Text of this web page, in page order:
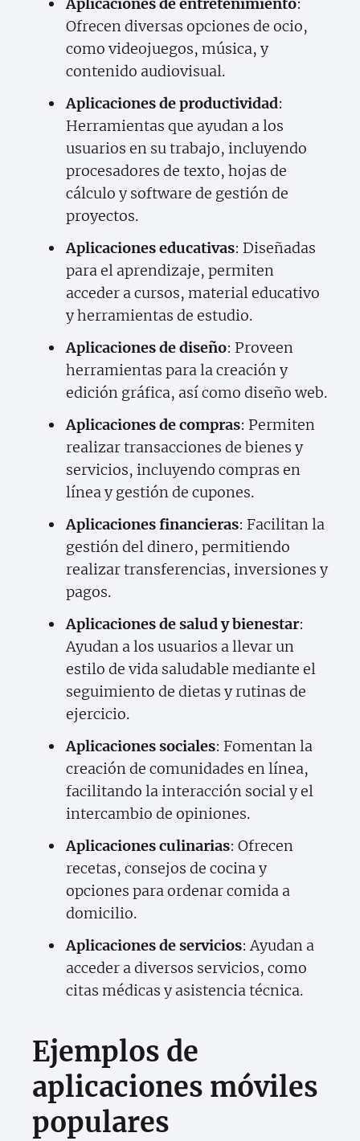
Ofrecen diversas opciones de ocio,
como videojuegos, música, y
contenido audiovisual.
Aplicaciones de productividad:
Herramientas que ayudan a los
usuarios en su trabajo, incluyendo
procesadores de texto, hojas de
cálculo y software de gestión de
proyectos.
Aplicaciones educativas: Diseñadas
para el aprendizaje, permiten
acceder a cursos, material educativo
y herramientas de estudio.
Aplicaciones de diseño: Proveen
herramientas para la creación y
edición gráfica, así como diseño web.
Aplicaciones de compras: Permiten
realizar transacciones de bienes y
servicios, incluyendo compras en
línea y gestión de cupones.
Aplicaciones financieras: Facilitan la
gestión del dinero, permitiendo
realizar transferencias, inversiones y
pagos.
Aplicaciones de salud y bienestar:
Ayudan a los usuarios a llevar un
estilo de vida saludable mediante el
seguimiento de dietas y rutinas de
ejercicio.
Aplicaciones sociales: Fomentan la
creación de comunidades en línea,
facilitando la interacción social y el
intercambio de opiniones.
Aplicaciones culinarias: Ofrecen
recetas, consejos de cocina y
opciones para ordenar comida a
domicilio.
Aplicaciones de servicios: Ayudan a
acceder a diversos servicios, como
citas médicas y asistencia técnica.
Ejemplos de
aplicaciones móviles
populares